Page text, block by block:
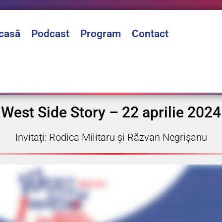
Podcast Program Contact
West Side Story – 22 aprilie 2024
Invitați: Rodica Militaru și Răzvan Negrișanu